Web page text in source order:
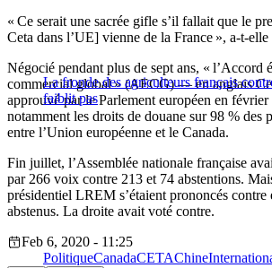
« Ce serait une sacrée gifle s’il fallait que le
Ceta dans l’UE] vienne de la France », a-t-elle
La fronde des agriculteurs français
faiblit pas
Négocié pendant plus de sept ans, « l’Accord
commercial global » (AECG) — en anglais
approuvé par le Parlement européen en
notamment les droits de douane sur 98 % des
entre l’Union européenne et le Canada.
Fin juillet, l’Assemblée nationale française
par 266 voix contre 213 et 74 abstentions.
présidentiel LREM s’étaient prononcés contre
abstenus. La droite avait voté contre.
Feb 6, 2020 - 11:25
PolitiqueCanadaCETAChine